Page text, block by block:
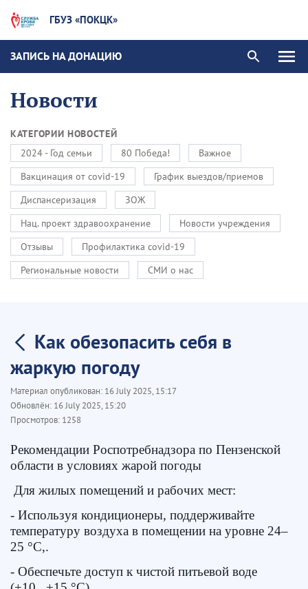
ГБУЗ «ПОКЦК»
ЗАПИСЬ НА ДОНАЦИЮ
Новости
КАТЕГОРИИ НОВОСТЕЙ
2024 - Год семьи
80 Победа!
Важное
Вакцинация от covid-19
График выездов/приемов
Диспансеризация
ЗОЖ
Нац. проект здравоохранение
Новости учреждения
Отзывы
Профилактика covid-19
Региональные новости
СМИ о нас
Как обезопасить себя в
жаркую погоду
Материал опубликован: 16 July 2025, 15:17
Обновлён: 16 July 2025, 15:20
Просмотров: 1258
Рекомендации Роспотребнадзора по Пензенской
области в условиях жарой погоды
Для жилых помещений и рабочих мест:
- Используя кондиционеры, поддерживайте
температуру воздуха в помещении на уровне 24–
25 °C,.
- Обеспечьте доступ к чистой питьевой воде